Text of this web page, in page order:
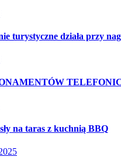
turystyczne działa przy
na taras z kuchnią BBQ